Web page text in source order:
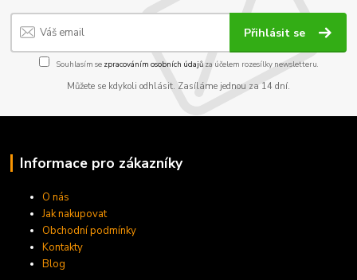
Přihlásit se
Souhlasím se zpracováním osobních údajůza účelem rozesílky newsletteru.
Můžete se kdykoli odhlásit. Zasíláme jednou za 14 dní.
Informace pro zákazníky
O nás
Jak nakupovat
Obchodní podmínky
Kontakty
Blog